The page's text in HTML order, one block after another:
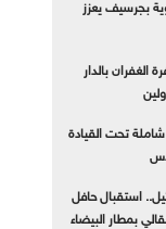
بجرسيف يعزز
الغفران بالدار
تحت القيادة
استقبال حافل
بمطار البيضاء